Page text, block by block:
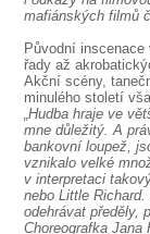
mafiánských filmů
Původní
řady až
Akční scény,
minulého století
„Hudba hraje ve
mne důležitý. A
bankovní loupež,
vznikalo velké
v interpretaci
nebo Little
odehrávat předěly,
Choreografka